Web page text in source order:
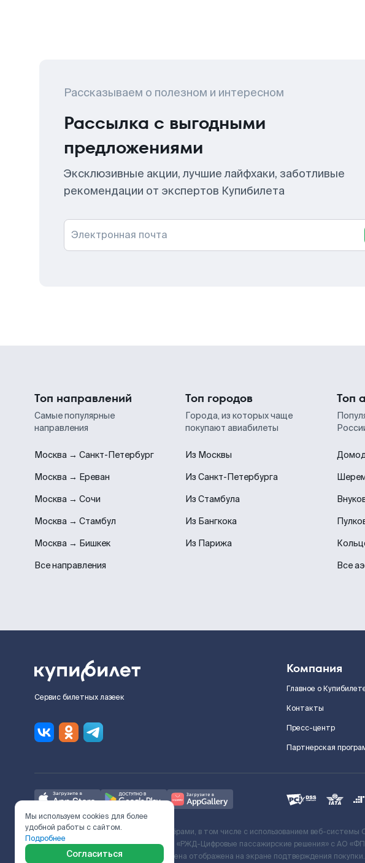
Рассказываем о полезном и интересном
Рассылка с выгодными
предложениями
Эксклюзивные акции, лучшие лайфхаки, заботливые
рекомендации от экспертов Купибилета
Электронная почта
Топ направлений
Самые популярные
направления
Москва → Санкт-Петербург
Москва → Ереван
Москва → Сочи
Москва → Стамбул
Москва → Бишкек
Все направления
Топ городов
Города, из которых чаще
покупают авиабилеты
Из Москвы
Из Санкт-Петербурга
Из Стамбула
Из Бангкока
Из Парижа
Топ
Все
Сервис билетных лазеек
Компания
Главное о
Контакты
Пресс-центр
Партнерская
Ж/Д билеты предоставляются партнёрами, в том числе с использованием веб-
с Поставщиком услуг и Договора ООО «РЖД-Цифровые пассажирские решения» c АО
включает сервисный сбор. Итоговая цена отображена на экране подтверждения
Мы используем cookies для более
удобной работы с сайтом.
Подробнее
Согласиться